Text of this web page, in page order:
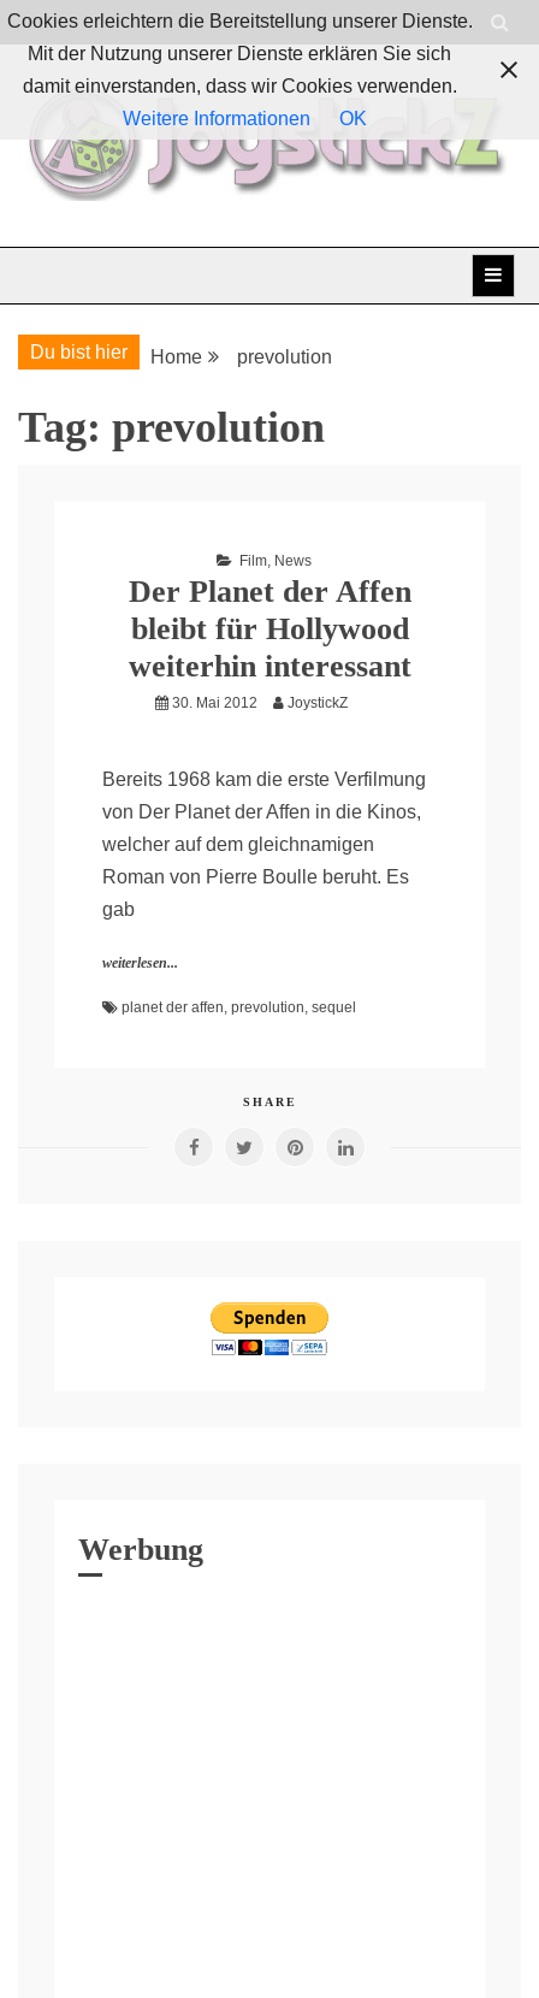
Skip
to
content
JoystickZ
Du bist hier Home prevolution
Tag: prevolution
Film, News
Der Planet der Affen
bleibt für Hollywood
weiterhin interessant
30. Mai 2012 JoystickZ
Bereits 1968 kam die erste Verfilmung
von Der Planet der Affen in die Kinos,
welcher auf dem gleichnamigen
Roman von Pierre Boulle beruht. Es
gab
weiterlesen...
planet der affen, prevolution, sequel
SHARE
Werbung
Cookies erleichtern die Bereitstellung unserer Dienste.
Mit der Nutzung unserer Dienste erklären Sie sich
damit einverstanden, dass wir Cookies verwenden.
Weitere Informationen
OK